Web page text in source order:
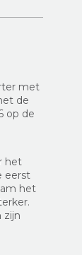
met
de
op de
het
eerst
het
zijn